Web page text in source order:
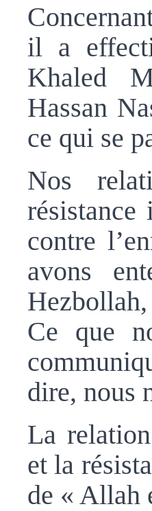
il a
Khaled
Hassan
ce qui se
Nos
résistance
contre
avons
Ce que
dire, nous
La
et la
de « Allah